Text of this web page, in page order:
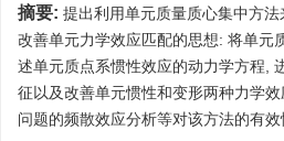
摘要: 提出利用单元质量质心集中方法
改善单元力学效应匹配的思想: 将单元
述单元质点系惯性效应的动力学方程,
征以及改善单元惯性和变形两种力学
问题的频散效应分析等对该方法的有